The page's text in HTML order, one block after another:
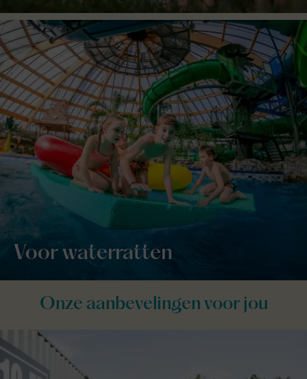
Voor waterratten
Onze aanbevelingen voor jou